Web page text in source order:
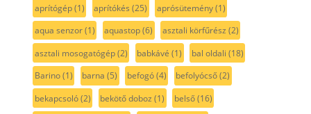
aprítógép(1) aprítókés (25) aprósütemény(1)
aqua senzor(1) aquastop(6) asztali körfűrész (2)
asztali mosogatógép(2) babkávé (1) bal oldali (18)
Barino(1) barna (5) befogó(4) befolyócső(2)
bekapcsoló(2) bekötő doboz (1) belső(16)